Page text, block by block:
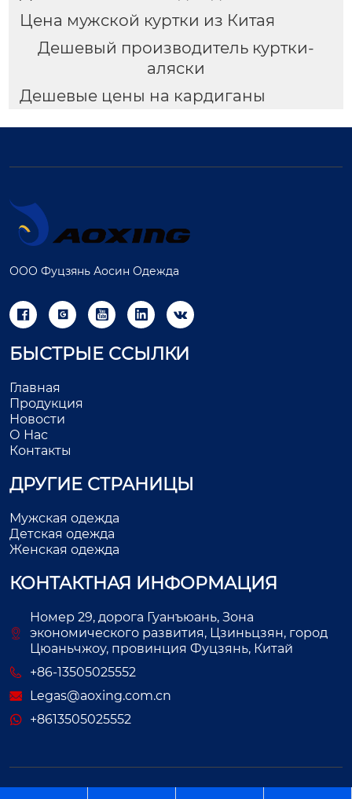
Цена мужской куртки из Китая
Дешевый производитель куртки-
аляски
Дешевые цены на кардиганы
ООО Фуцзянь Аосин Одежда
    
БЫСТРЫЕ ССЫЛКИ
Главная
Продукция
Новости
О Нас
Контакты
ДРУГИЕ СТРАНИЦЫ
Мужская одежда
Детская одежда
Женская одежда
КОНТАКТНАЯ ИНФОРМАЦИЯ
Номер 29, дорога Гуанъюань, Зона
экономического развития, Цзиньцзян, город
Цюаньчжоу, провинция Фуцзянь, Китай
+86-13505025552
Legas@aoxing.com.cn
+8613505025552